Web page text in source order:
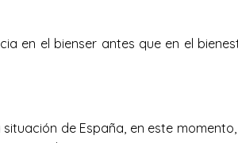
en el bienser antes que en el
de España, en este